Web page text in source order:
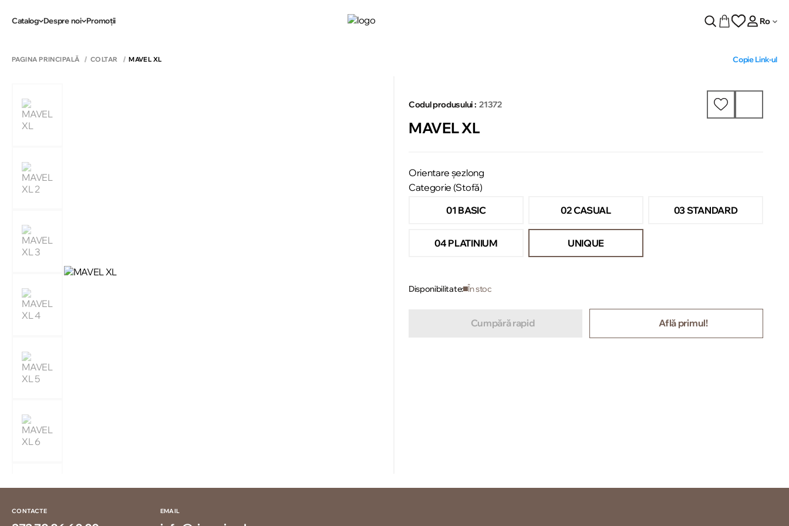
Catalog Despre noi Promoții Ro
PAGINA PRINCIPALĂ COLTAR MAVEL XL Copie Link-ul
Codul produsului : 21372
MAVEL XL
Orientare șezlong
Categorie (Stofă)
01 BASIC
02 CASUAL 03 STANDARD
04 PLATINIUM UNIQUE
Disponibilitate: În stoc
Cumpără rapid Află primul!
CONTACTE EMAIL